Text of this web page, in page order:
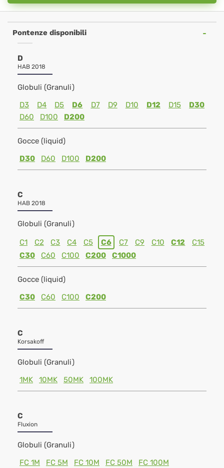
Pontenze disponibili
D
HAB 2018
Globuli (Granuli)
D3
D4 D5 D6 D7 D9 D10 D12 D15
D30
D60
D100 D200
Gocce (liquid)
D30
D60 D100 D200
C
HAB 2018
Globuli (Granuli)
C1 C2 C3 C4 C5 C6 C7 C9 C10 C12
C15
C30
C60 C100 C200 C1000
Gocce (liquid)
C30
C60 C100 C200
C
Korsakoff
Globuli (Granuli)
1MK
10MK 50MK 100MK
C
Fluxion
Globuli (Granuli)
FC 1M
FC 5M FC 10M FC 50M FC 100M